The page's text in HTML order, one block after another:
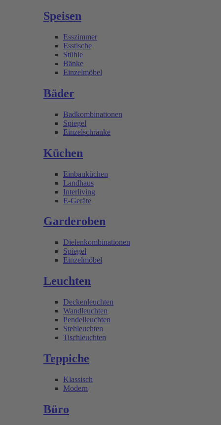
Speisen
Esszimmer
Esstische
Stühle
Bänke
Einzelmöbel
Bäder
Badkombinationen
Spiegel
Einzelschränke
Küchen
Einbauküchen
Landhaus
Interliving
E-Geräte
Garderoben
Dielenkombinationen
Spiegel
Einzelmöbel
Leuchten
Deckenleuchten
Wandleuchten
Pendelleuchten
Stehleuchten
Tischleuchten
Teppiche
Klassisch
Modern
Büro